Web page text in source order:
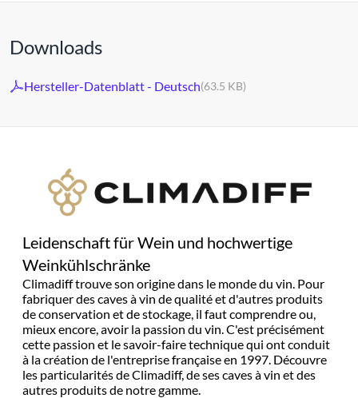
Downloads
Hersteller-Datenblatt - Deutsch(63.5 KB)
Leidenschaft für Wein und hochwertige
Weinkühlschränke
Climadiff trouve son origine dans le monde du vin. Pour
fabriquer des caves à vin de qualité et d'autres produits
de conservation et de stockage, il faut comprendre ou,
mieux encore, avoir la passion du vin. C'est précisément
cette passion et le savoir-faire technique qui ont conduit
à la création de l'entreprise française en 1997. Découvre
les particularités de Climadiff, de ses caves à vin et des
autres produits de notre gamme.